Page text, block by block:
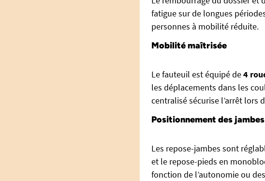
fatigue sur de longues
personnes à mobilité réduite.
Mobilité maîtrisée
Le fauteuil est équipé de4
les déplacements dans les
centralisé sécurise l’arrêt lors
Positionnement des
Les repose-jambes sont
et le repose-pieds en
fonction de l’autonomie ou